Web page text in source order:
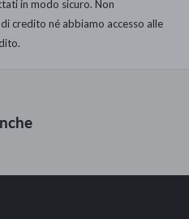
in modo sicuro. Non
credito né abbiamo accesso alle